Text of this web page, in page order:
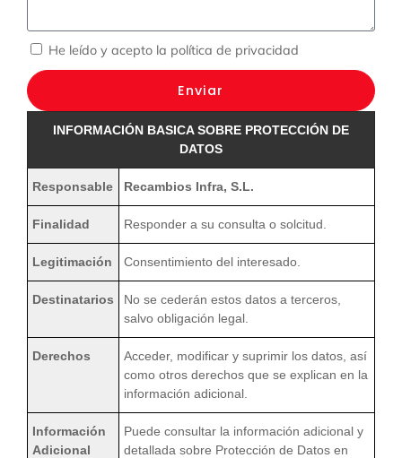
He leído y acepto la política de privacidad
Enviar
INFORMACIÓN BASICA SOBRE PROTECCIÓN DE
DATOS
Responsable Recambios Infra, S.L.
Finalidad Responder a su consulta o solcitud.
Legitimación Consentimiento del interesado.
Destinatarios
No se cederán estos datos a terceros,
salvo obligación legal.
Derechos
Acceder, modificar y suprimir los datos, así
como otros derechos que se explican en la
información adicional.
Información
Adicional
Puede consultar la información adicional y
detallada sobre Protección de Datos en